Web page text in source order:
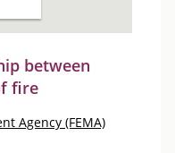
between
fire
Agency (FEMA)